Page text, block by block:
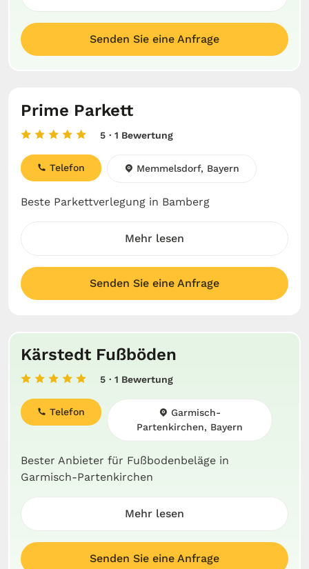
Senden Sie eine Anfrage
Prime Parkett
5 · 1 Bewertung
Beste Parkettverlegung in Bamberg
Telefon Memmelsdorf, Bayern
Mehr lesen
Senden Sie eine Anfrage
Kärstedt Fußböden
5 · 1 Bewertung
Bester Anbieter für Fußbodenbeläge in
Garmisch-Partenkirchen
Telefon
Garmisch-
Partenkirchen, Bayern
Mehr lesen
Senden Sie eine Anfrage